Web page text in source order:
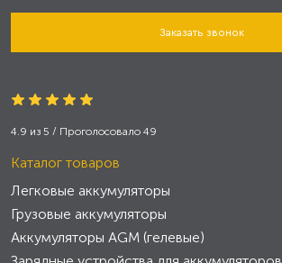
Заказать звонок
4.9 из 5 / Проголосовало 49
Каталог товаров
Легковые аккумуляторы
Грузовые аккумуляторы
Аккумуляторы AGM (гелевые)